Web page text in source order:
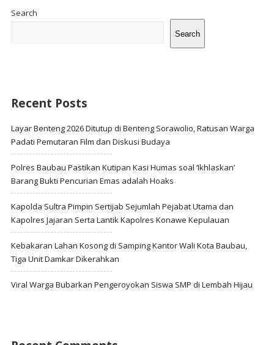
Search
Search
Recent Posts
Layar Benteng 2026 Ditutup di Benteng Sorawolio, Ratusan Warga
Padati Pemutaran Film dan Diskusi Budaya
Polres Baubau Pastikan Kutipan Kasi Humas soal ‘Ikhlaskan’
Barang Bukti Pencurian Emas adalah Hoaks
Kapolda Sultra Pimpin Sertijab Sejumlah Pejabat Utama dan
Kapolres Jajaran Serta Lantik Kapolres Konawe Kepulauan
Kebakaran Lahan Kosong di Samping Kantor Wali Kota Baubau,
Tiga Unit Damkar Dikerahkan
Viral Warga Bubarkan Pengeroyokan Siswa SMP di Lembah Hijau